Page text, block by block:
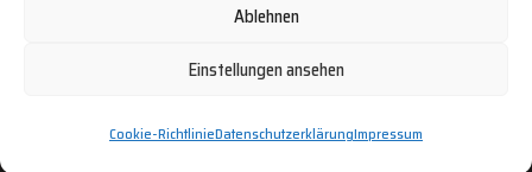
Ablehnen
Einstellungen ansehen
Cookie-RichtlinieDatenschutzerklärungImpressum
Datenschutzerklärung |
www.it-tpb.de. Optimiert von Vogelfrei Solutions